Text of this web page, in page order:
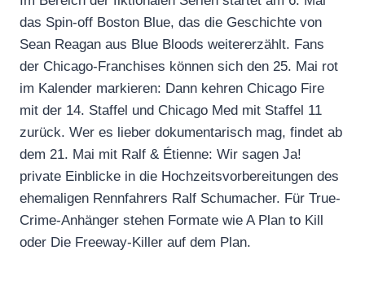
das Spin-off Boston Blue, das die Geschichte von
Sean Reagan aus Blue Bloods weitererzählt. Fans
der Chicago-Franchises können sich den 25. Mai rot
im Kalender markieren: Dann kehren Chicago Fire
mit der 14. Staffel und Chicago Med mit Staffel 11
zurück. Wer es lieber dokumentarisch mag, findet ab
dem 21. Mai mit Ralf & Étienne: Wir sagen Ja!
private Einblicke in die Hochzeitsvorbereitungen des
ehemaligen Rennfahrers Ralf Schumacher. Für True-
Crime-Anhänger stehen Formate wie A Plan to Kill
oder Die Freeway-Killer auf dem Plan.